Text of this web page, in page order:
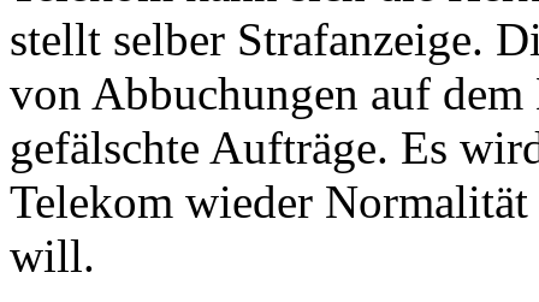
stellt selber Strafanzeige.
von Abbuchungen auf
gefälschte Aufträge. Es
Telekom wieder
will.